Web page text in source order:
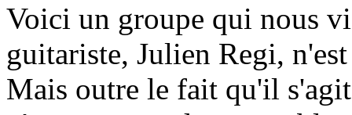
Voici un groupe qui nous
guitariste, Julien Regi,
Mais outre le fait qu'il